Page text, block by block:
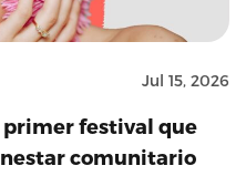
Jul 15, 2026
primer festival que
comunitario